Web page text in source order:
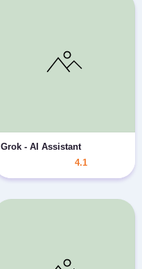
Grok - AI Assistant
4.1